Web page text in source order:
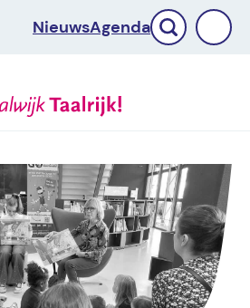
NieuwsAgenda